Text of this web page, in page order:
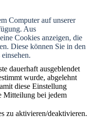
Computer auf unserer
Aus
Cookies anzeigen, die
Diese können Sie in den
dauerhaft ausgeblendet
wurde, abgelehnt
diese Einstellung
Mitteilung bei jedem
zu aktivieren/deaktivieren.